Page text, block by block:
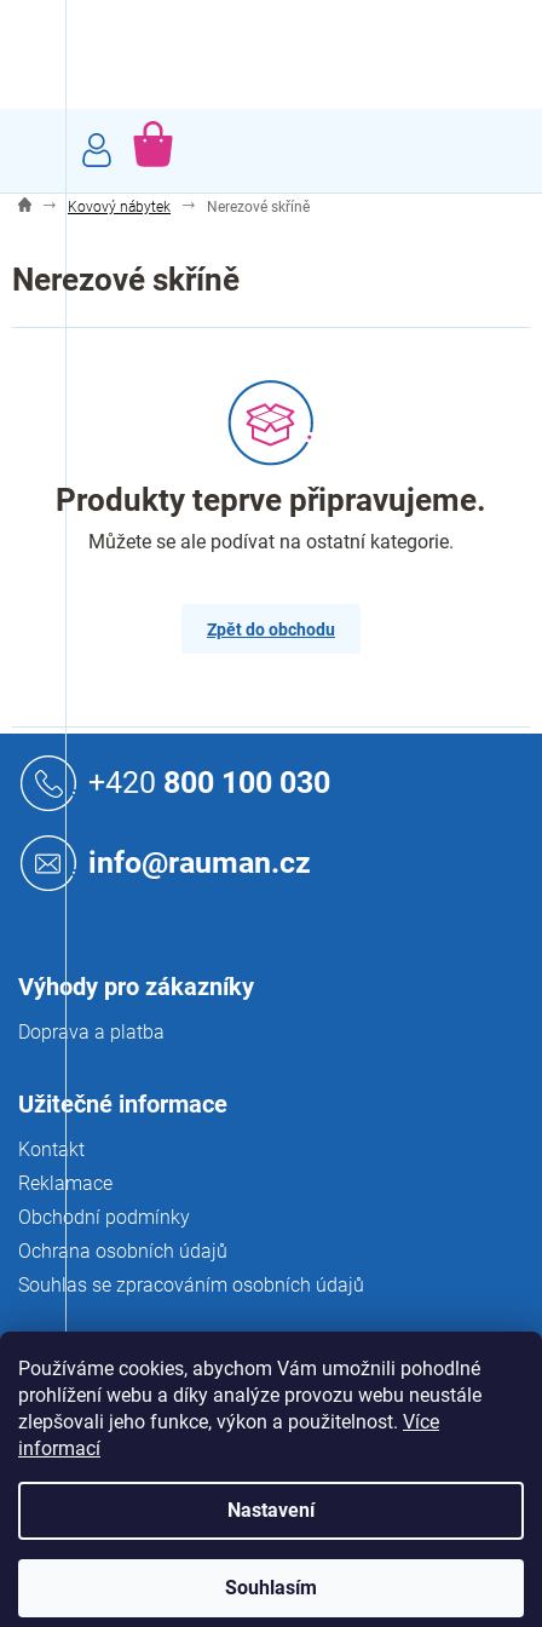
Používáme cookies, abychom Vám umožnili pohodlné
prohlížení webu a díky analýze provozu webu neustále
zlepšovali jeho funkce, výkon a použitelnost. Více
informací
Nastavení
Souhlasím
NÁKUPNÍ
Kovový nábytek Nerezové skříně
Nerezové skříně
Produkty teprve připravujeme.
Můžete se ale podívat na ostatní kategorie.
Zpět do obchodu
+420 800 100 030
info@rauman.cz
Výhody pro zákazníky
Doprava a platba
Užitečné informace
Kontakt
Reklamace
Obchodní podmínky
Ochrana osobních údajů
Souhlas se zpracováním osobních údajů
Copyright 2026rauman.cz. Všechna práva vyhrazena.